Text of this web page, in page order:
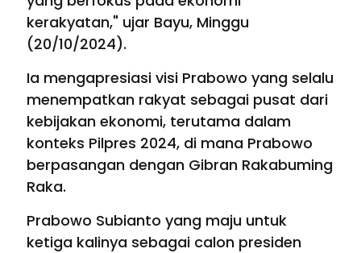
kerakyatan," ujar Bayu, Minggu
(20/10/2024).
Ia mengapresiasi visi Prabowo yang selalu
menempatkan rakyat sebagai pusat dari
kebijakan ekonomi, terutama dalam
konteks Pilpres 2024, di mana Prabowo
berpasangan dengan Gibran Rakabuming
Raka.
Prabowo Subianto yang maju untuk
ketiga kalinya sebagai calon presiden